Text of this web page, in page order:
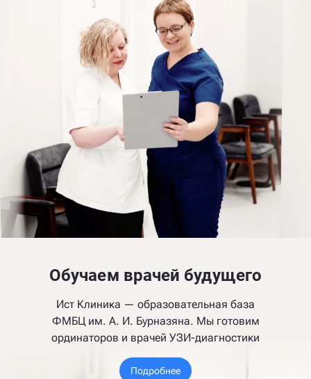
Обучаем врачей будущего
Ист Клиника — образовательная база
ФМБЦ им. А. И. Бурназяна. Мы готовим
ординаторов и врачей УЗИ-диагностики
Подробнее